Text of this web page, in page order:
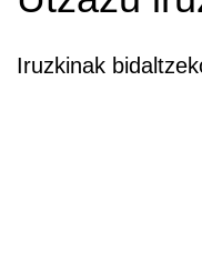
Iruzkinak